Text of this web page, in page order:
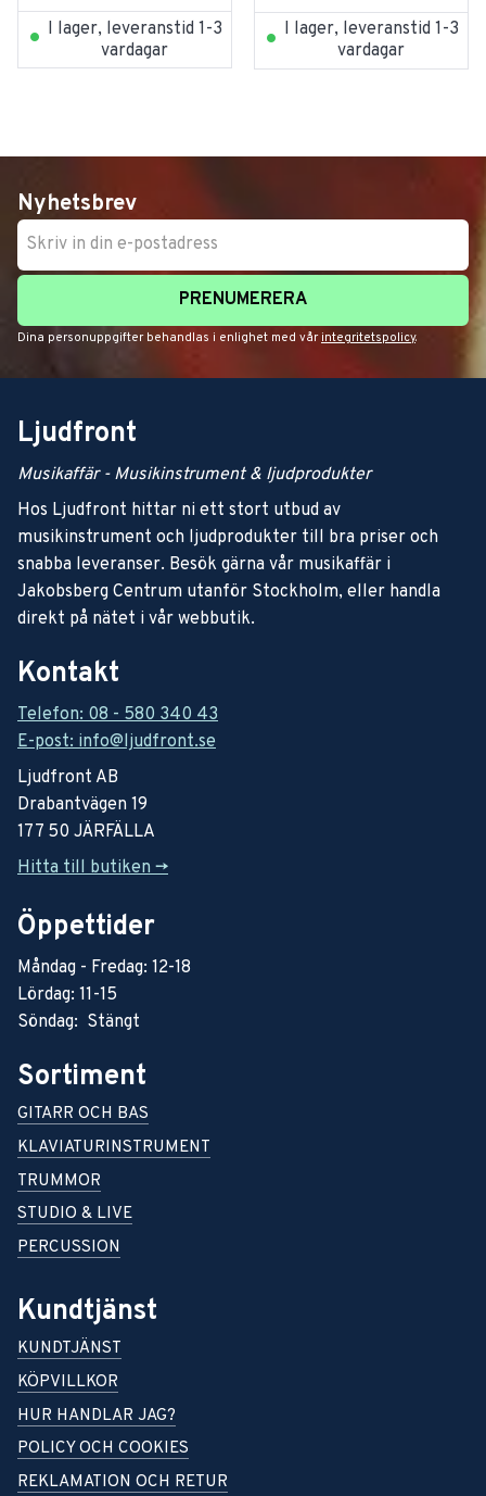
I lager, leveranstid 1-3
vardagar
I lager, leveranstid 1-3
vardagar
Nyhetsbrev
PRENUMERERA
Dina personuppgifter behandlas i enlighet med vår integritetspolicy.
Ljudfront
Musikaffär - Musikinstrument & ljudprodukter
Hos Ljudfront hittar ni ett stort utbud av
musikinstrument och ljudprodukter till bra priser och
snabba leveranser. Besök gärna vår musikaffär i
Jakobsberg Centrum utanför Stockholm, eller handla
direkt på nätet i vår webbutik.
Kontakt
Telefon: 08 - 580 340 43
E-post: info@ljudfront.se
Ljudfront AB
Drabantvägen 19
177 50 JÄRFÄLLA
Hitta till butiken ->
Öppettider
Måndag - Fredag: 12-18
Lördag: 11-15
Söndag: Stängt
Sortiment
GITARR OCH BAS
KLAVIATURINSTRUMENT
TRUMMOR
STUDIO & LIVE
PERCUSSION
Kundtjänst
KUNDTJÄNST
KÖPVILLKOR
HUR HANDLAR JAG?
POLICY OCH COOKIES
REKLAMATION OCH RETUR